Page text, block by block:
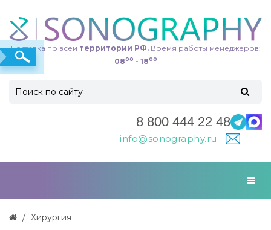
Доставка по всей территории РФ. Время работы менеджеров:
0800 - 1800
8 800 444 22 48
info@sonography.ru
Хирургия